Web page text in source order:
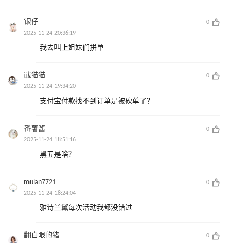
银仔
0
2025-11-24 20:36:19
我去叫上姐妹们拼单
戢猫猫
0
2025-11-24 19:34:20
支付宝付款找不到订单是被砍单了？
番薯酱
0
2025-11-24 18:51:16
黑五是啥？
mulan7721
0
2025-11-24 18:24:04
雅诗兰黛每次活动我都没错过
翻白眼的猪
0